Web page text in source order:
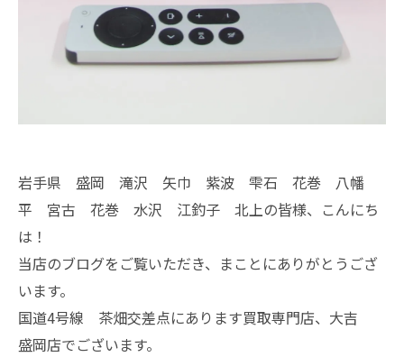
岩手県 盛岡 滝沢 矢巾 紫波 雫石 花巻 八幡
平 宮古 花巻 水沢 江釣子 北上の皆様、こんにち
は！
当店のブログをご覧いただき、まことにありがとうござ
います。
国道4号線 茶畑交差点にあります買取専門店、大吉
盛岡店でございます。